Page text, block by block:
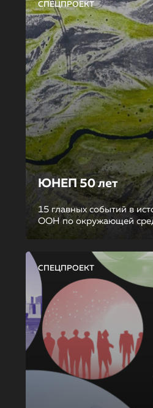
СПЕЦПРОЕКТ
ЮНЕП 50 лет
15 главных событий в
ООН по окружающей
СПЕЦПРОЕКТ